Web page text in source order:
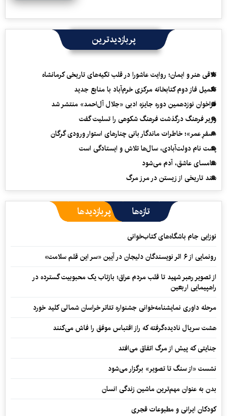
پربازدیدترین
تلاقی هنر و ایمان؛ روایت عاشورا در قلب تکیه‌های تاریخی کرمانشاه
تکمیل فاز دوم کتابخانه مرکزی خرم‌آباد با منابع جدید
فراخوان نوزدهمین دوره جایزه ادبی «جلال آل‌احمد» منتشر شد
وزیر فرهنگ درگذشت فرهنگ شکوهی را تسلیت گفت
«سفرِ عمر»؛ خاطرات ماندگار بانی چنارهای استوار ورودی گرگان
پشت نام دولت‌آبادی، سال‌ها تلاش و ایستادگی است
سامسای عاشق، آدم می‌شود
سند تاریخی از زیستن در مرز مرگ
تازه‌ها پربازدیدها
نوزایی جام باشگاه‌های کتاب‌خوانی
رونمایی از ۶ اثر نویسندگان دلیجان در آیین «سر این قلم سلامت»
از تصویر رهبر شهید تا قلب مردم عراق؛ بازتاب یک محبوبیت گسترده در
راهپیمایی اربعین
مرحله داوری نمایشنامه‌خوانی جشنواره تئاتر خراسان شمالی کلید خورد
هشت سریال نادیده‌گرفته که راز اقتباس موفق را فاش می‌کنند
جنایتی که پیش از مرگ اتفاق می‌افتد
نشست «از سنگ تا تصویر» برگزار می‌شود
بدن به عنوان مهم‌ترین ماشین زندگی انسان
کودکان ایرانی و مطبوعات قجری